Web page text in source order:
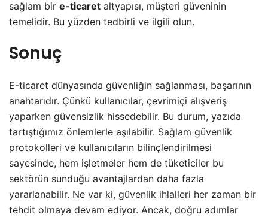
sağlam bir e-ticaret altyapısı, müşteri güveninin
temelidir. Bu yüzden tedbirli ve ilgili olun.
Sonuç
E-ticaret dünyasında güvenliğin sağlanması, başarının
anahtarıdır. Çünkü kullanıcılar, çevrimiçi alışveriş
yaparken güvensizlik hissedebilir. Bu durum, yazıda
tartıştığımız önlemlerle aşılabilir. Sağlam güvenlik
protokolleri ve kullanıcıların bilinçlendirilmesi
sayesinde, hem işletmeler hem de tüketiciler bu
sektörün sunduğu avantajlardan daha fazla
yararlanabilir. Ne var ki, güvenlik ihlalleri her zaman bir
tehdit olmaya devam ediyor. Ancak, doğru adımlar